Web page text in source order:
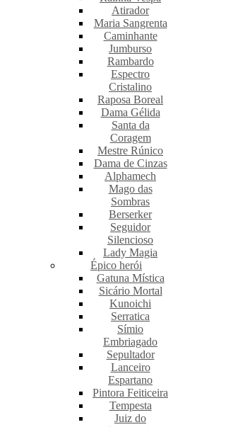
Atirador
Maria Sangrenta
Caminhante
Jumburso
Rambardo
Espectro
Cristalino
Raposa Boreal
Dama Gélida
Santa da
Coragem
Mestre Rúnico
Dama de Cinzas
Alphamech
Mago das
Sombras
Berserker
Seguidor
Silencioso
Lady Magia
Épico herói
Gatuna Mística
Sicário Mortal
Kunoichi
Serratica
Símio
Embriagado
Sepultador
Lanceiro
Espartano
Pintora Feiticeira
Tempesta
Juiz do